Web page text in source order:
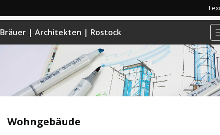
Bräuer | Architekten | Rostock
Wohngebäude